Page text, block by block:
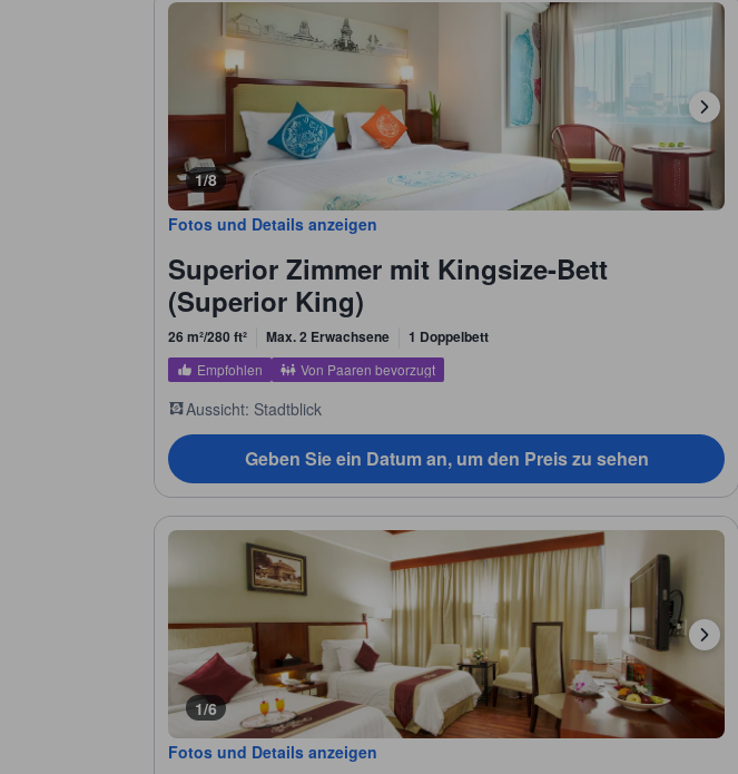
1/8
Fotos und Details anzeigen
Superior Zimmer mit Kingsize-Bett
(Superior King)
26 m²/280 ft² Max. 2 Erwachsene 1 Doppelbett
Empfohlen Von Paaren bevorzugt
Aussicht: Stadtblick
Geben Sie ein Datum an, um den Preis zu sehen
1/6
Fotos und Details anzeigen